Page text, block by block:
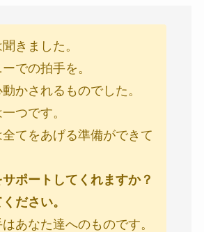
きました。
での拍手を。
かされるものでした。
つです。
てをあげる準備ができて
ポートしてくれますか？
ださい。
あなた達へのものです。